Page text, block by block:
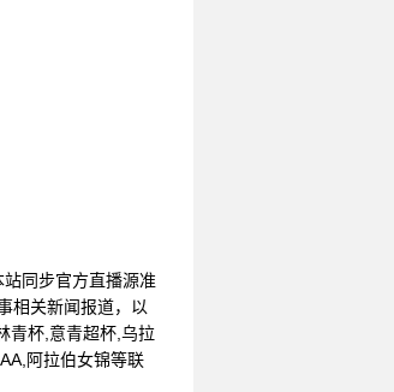
同步官方直播源准
相关新闻报道，以
青杯,意青超杯,乌拉
阿拉伯女锦等联